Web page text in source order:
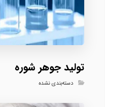
تولید جوهر شوره
دسته‌بندی نشده